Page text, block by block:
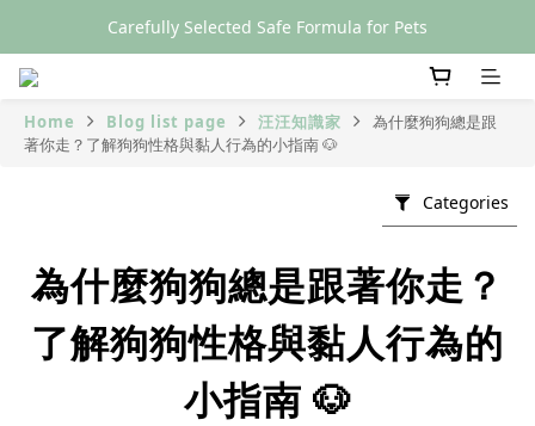
SGS Certified
Carefully Selected Safe Formula for Pets
Home Blog list page 汪汪知識家
為什麼狗狗總是跟
著你走？了解狗狗性格與黏人行為的小指南 🐶
Categories
為什麼狗狗總是跟著你走？
了解狗狗性格與黏人行為的
小指南 🐶